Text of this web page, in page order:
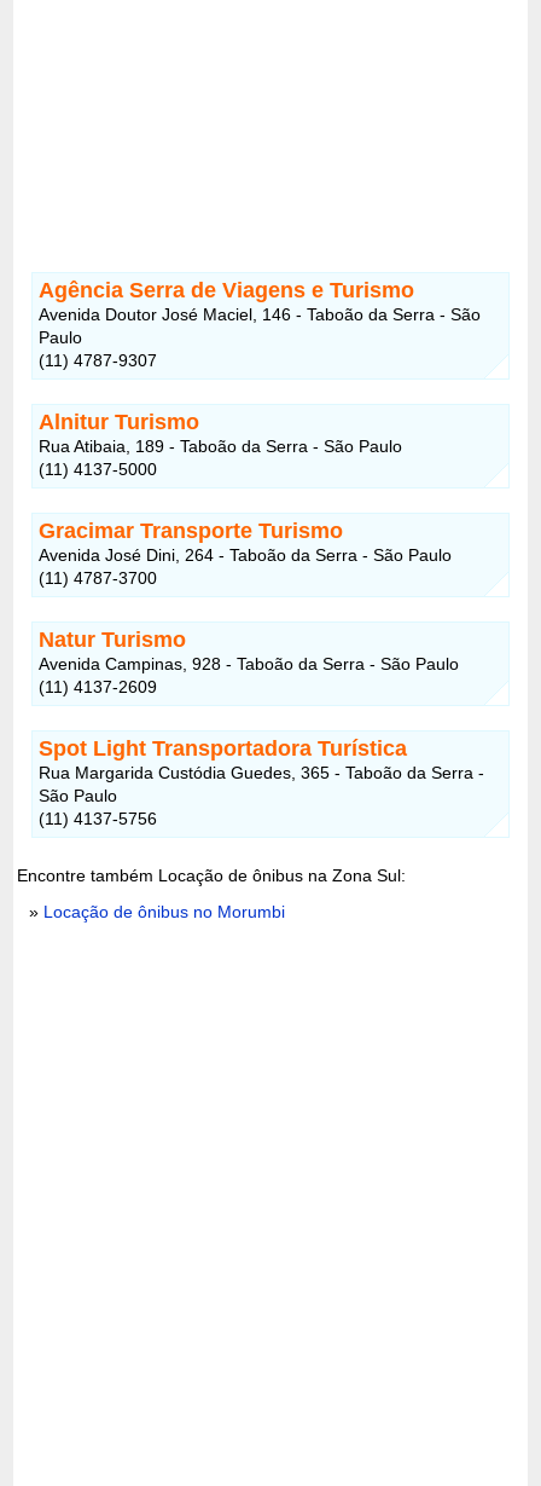
Agência Serra de Viagens e Turismo
Avenida Doutor José Maciel, 146 - Taboão da Serra - São
Paulo
(11) 4787-9307
Alnitur Turismo
Rua Atibaia, 189 - Taboão da Serra - São Paulo
(11) 4137-5000
Gracimar Transporte Turismo
Avenida José Dini, 264 - Taboão da Serra - São Paulo
(11) 4787-3700
Natur Turismo
Avenida Campinas, 928 - Taboão da Serra - São Paulo
(11) 4137-2609
Spot Light Transportadora Turística
Rua Margarida Custódia Guedes, 365 - Taboão da Serra -
São Paulo
(11) 4137-5756
Encontre também Locação de ônibus na Zona Sul:
» Locação de ônibus no Morumbi